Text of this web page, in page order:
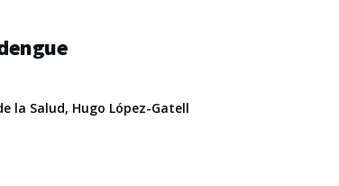
la Salud, Hugo López-Gatell